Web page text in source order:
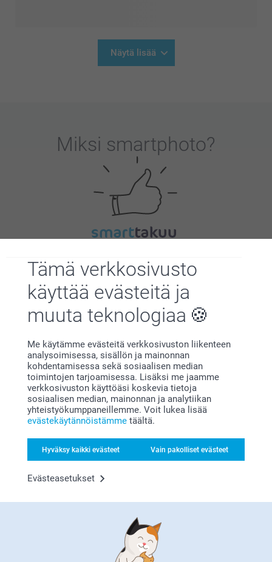
Tämä verkkosivusto
käyttää evästeitä ja
muuta teknologiaa
Me käytämme evästeitä verkkosivuston liikenteen
analysoimisessa, sisällön ja mainonnan
kohdentamisessa sekä sosiaalisen median
toimintojen tarjoamisessa. Lisäksi me jaamme
verkkosivuston käyttöäsi koskevia tietoja
sosiaalisen median, mainonnan ja analytiikan
yhteistyökumppaneillemme. Voit lukea lisää
evästekäytännöistämme täältä.
Hyväksy kaikki evästeet Vain pakolliset evästeet
Evästeasetukset
Näytä lisää
Miksi smartphoto?
Bonusta kaikista tilauksista